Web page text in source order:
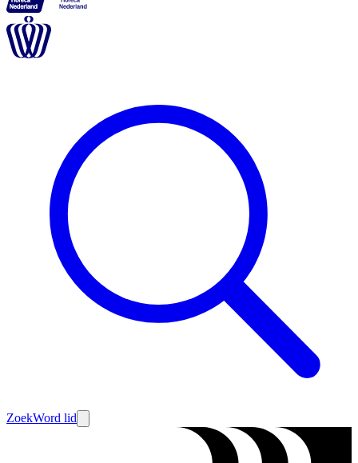
ZoekWord lid